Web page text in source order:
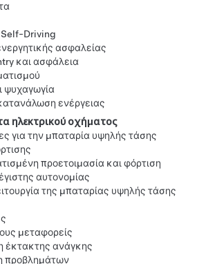
Self-Driving
ασφαλείας
και ασφάλεια
ψυχαγωγία
ενέργειας
ηλεκτρικού οχήματος
για την μπαταρία υψηλής τάσης
προετοιμασία και φόρτιση
αυτονομίας
της μπαταρίας υψηλής τάσης
μεταφορείς
έκτακτης ανάγκης
προβλημάτων